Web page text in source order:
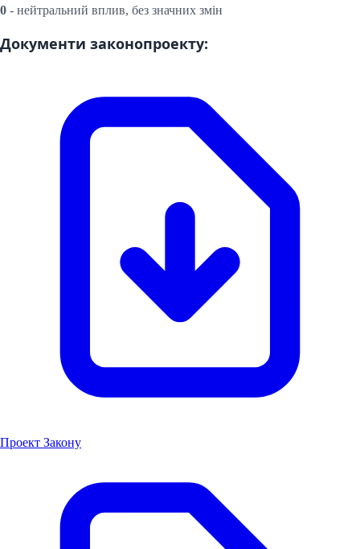
0 - нейтральний вплив, без значних змін
Документи законопроекту:
Проект Закону